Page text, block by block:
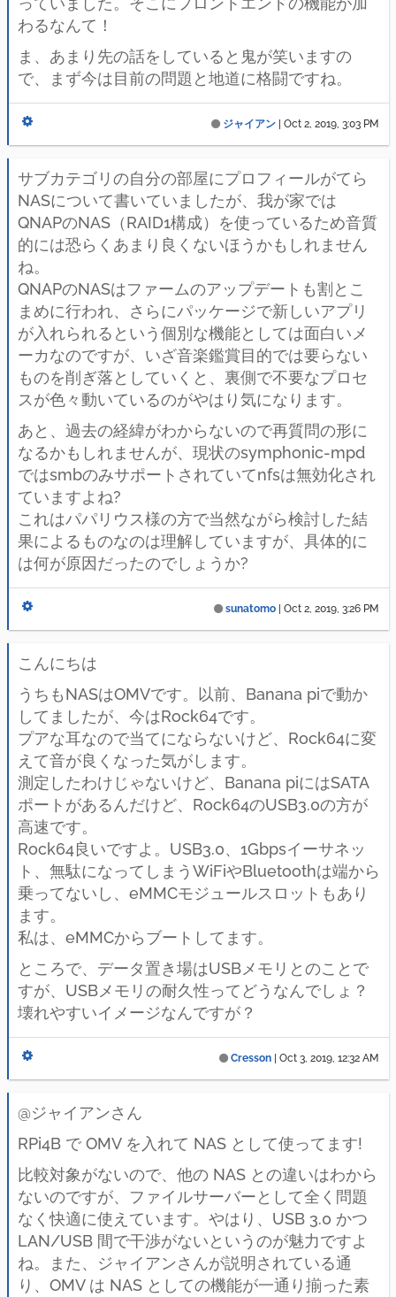
わるなんて！
ま、あまり先の話をしていると鬼が笑いますの
で、まず今は目前の問題と地道に格闘ですね。
ジャイアン Oct 2, 2019, 3:03 PM
サブカテゴリの自分の部屋にプロフィールがてら
NASについて書いていましたが、我が家では
QNAPのNAS（RAID1構成）を使っているため音質
的には恐らくあまり良くないほうかもしれません
ね。
QNAPのNASはファームのアップデートも割とこ
まめに行われ、さらにパッケージで新しいアプリ
が入れられるという個別な機能としては面白いメ
ーカなのですが、いざ音楽鑑賞目的では要らない
ものを削ぎ落としていくと、裏側で不要なプロセ
スが色々動いているのがやはり気になります。
あと、過去の経緯がわからないので再質問の形に
なるかもしれませんが、現状のsymphonic-mpd
ではsmbのみサポートされていてnfsは無効化され
ていますよね?
これはパパリウス様の方で当然ながら検討した結
果によるものなのは理解していますが、具体的に
は何が原因だったのでしょうか?
sunatomo Oct 2, 2019, 3:26 PM
こんにちは
うちもNASはOMVです。以前、Banana piで動か
してましたが、今はRock64です。
プアな耳なので当てにならないけど、Rock64に変
えて音が良くなった気がします。
測定したわけじゃないけど、Banana piにはSATA
ポートがあるんだけど、Rock64のUSB3.0の方が
高速です。
Rock64良いですよ。USB3.0、1Gbpsイーサネッ
ト、無駄になってしまうWiFiやBluetoothは端から
乗ってないし、eMMCモジュールスロットもあり
ます。
私は、eMMCからブートしてます。
ところで、データ置き場はUSBメモリとのことで
すが、USBメモリの耐久性ってどうなんでしょ？
壊れやすいイメージなんですが？
Cresson Oct 3, 2019, 12:32 AM
@ジャイアンさん
RPi4B で OMV を入れて NAS として使ってます!
比較対象がないので、他の NAS との違いはわから
ないのですが、ファイルサーバーとして全く問題
なく快適に使えています。やはり、USB 3.0 かつ
LAN/USB 間で干渉がないというのが魅力ですよ
ね。また、ジャイアンさんが説明されている通
り、OMV は NAS としての機能が一通り揃った素